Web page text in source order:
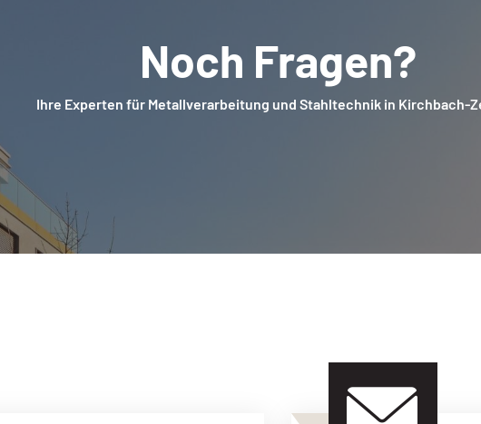
Noch Fragen?
Ihre Experten für Metallverarbeitung und Stahltechnik in Kirchbach-